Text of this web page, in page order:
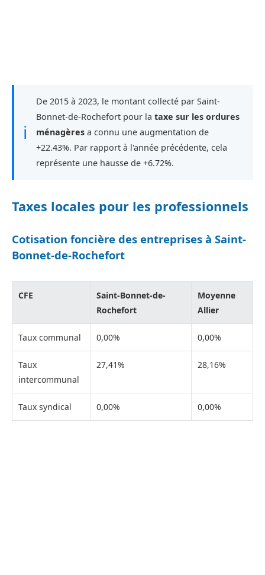
ℹ
De 2015 à 2023, le montant collecté par Saint-
Bonnet-de-Rochefort pour la taxe sur les ordures
ménagères a connu une augmentation de
+22.43%. Par rapport à l'année précédente, cela
représente une hausse de +6.72%.
Taxes locales pour les professionnels
Cotisation foncière des entreprises à Saint-
Bonnet-de-Rochefort
CFE
Saint-Bonnet-de-
Rochefort
Moyenne
Allier
Taux communal 0,00% 0,00%
Taux
intercommunal
27,41% 28,16%
Taux syndical 0,00% 0,00%